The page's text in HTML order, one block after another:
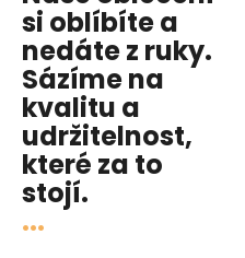
si oblíbíte a
nedáte z ruky.
Sázíme na
kvalitu a
udržitelnost,
které za to
stojí.
...